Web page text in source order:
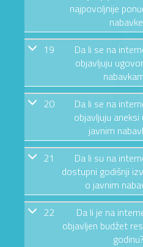
najpovoljnije
19
Da li se na
objavljuju
20
Da li se na
objavljuju
javnim
21
Da li su na
dostupni godišnji
o javnim
22
Da li je na
objavljen budžet
godinu?